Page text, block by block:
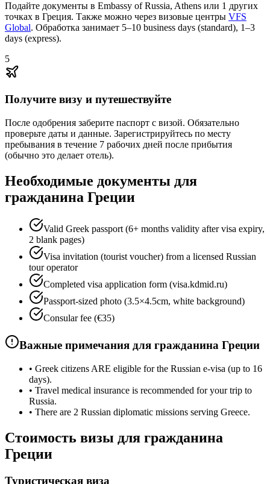
Подайте документы в Embassy of Russia, Athens или 1 других
точках в Греция. Также можно через визовые центры VFS
Global. Обработка занимает 5–10 business days (standard), 1–3
days (express).
5
Получите визу и путешествуйте
После одобрения заберите паспорт с визой. Обязательно
проверьте даты и данные. Зарегистрируйтесь по месту
пребывания в течение 7 рабочих дней после прибытия
(обычно это делает отель).
Необходимые документы для
гражданина Греции
Valid Greek passport (6+ months validity after visa expiry,
2 blank pages)
Visa invitation (tourist voucher) from a licensed Russian
tour operator
Completed visa application form (visa.kdmid.ru)
Passport-sized photo (3.5×4.5cm, white background)
Consular fee (€35)
Важные примечания для гражданина Греции
• Greek citizens ARE eligible for the Russian e-visa (up to 16
days).
• Travel medical insurance is recommended for your trip to
Russia.
• There are 2 Russian diplomatic missions serving Greece.
Стоимость визы для гражданина
Греции
Туристическая виза